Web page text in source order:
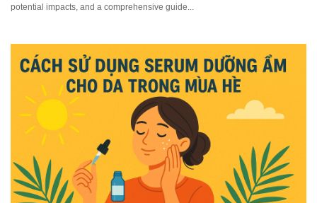
potential impacts, and a comprehensive guide...